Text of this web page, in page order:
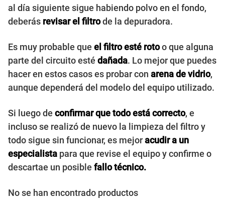
al día siguiente sigue habiendo polvo en el fondo,
deberás revisar el filtrode la depuradora.
Es muy probable que el filtro esté rotoo que alguna
parte del circuito esté dañada. Lo mejor que puedes
hacer en estos casos es probar con arena de vidrio,
aunque dependerá del modelo del equipo utilizado.
Si luego de confirmar que todo está correcto, e
incluso se realizó de nuevo la limpieza del filtro y
todo sigue sin funcionar, es mejoracudir a un
especialista para que revise el equipo y confirme o
descartae un posible fallo técnico.
No se han encontrado productos